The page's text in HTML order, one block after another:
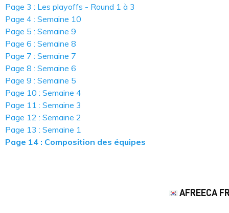
Page 3 : Les playoffs - Round 1 à 3
Page 4 : Semaine 10
Page 5 : Semaine 9
Page 6 : Semaine 8
Page 7 : Semaine 7
Page 8 : Semaine 6
Page 9 : Semaine 5
Page 10 : Semaine 4
Page 11 : Semaine 3
Page 12 : Semaine 2
Page 13 : Semaine 1
Page 14 : Composition des équipes
AFREECA